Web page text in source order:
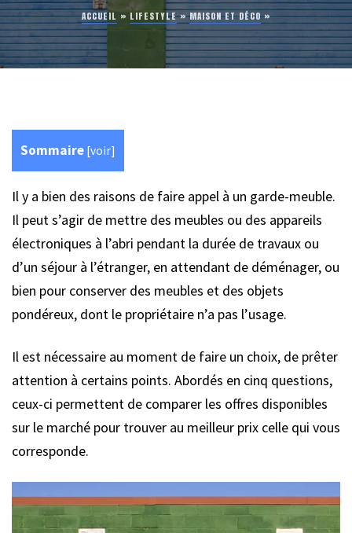
ACCUEIL » LIFESTYLE»MAISON ET DÉCO»
Sommaire [voir]
Il y a bien des raisons de faire appel à un garde-meuble.
Il peut s’agir de mettre des meubles ou des appareils
électroniques à l’abri pendant la durée de travaux ou
d’un séjour à l’étranger, en attendant de déménager, ou
bien pour conserver des meubles et des objets
pondéreux, dont le propriétaire n’a pas l’usage.
Il est nécessaire au moment de faire un choix, de prêter
attention à certains points. Abordés en cinq questions,
ceux-ci permettent de comparer les offres disponibles
sur le marché pour trouver au meilleur prix celle qui vous
corresponde.